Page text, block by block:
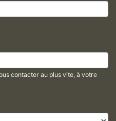
contacter au plus vite, à votre